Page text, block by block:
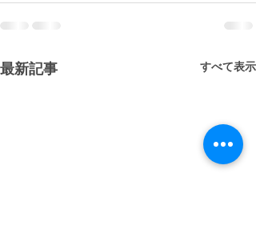
最新記事 すべて表示